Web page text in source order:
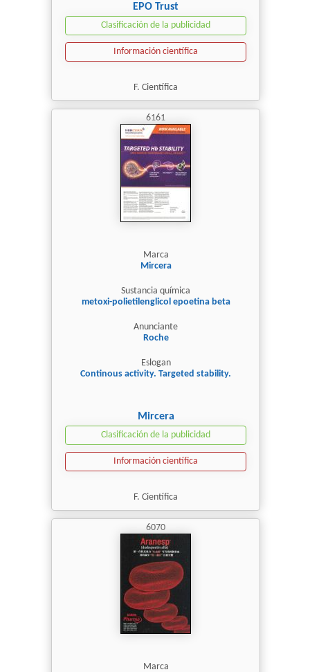
EPO Trust
Clasificación de la publicidad
Información científica
F. Científica
6161
Marca
Mircera
Sustancia química
metoxi-polietilenglicol epoetina beta
Anunciante
Roche
Eslogan
Continous activity. Targeted stability.
Mircera
Clasificación de la publicidad
Información científica
F. Científica
6070
Marca